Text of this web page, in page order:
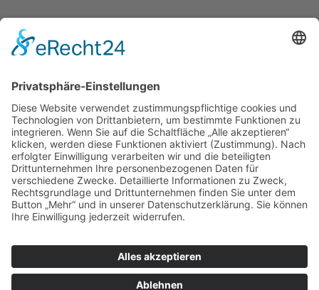
Neues aus der Fachschule für Sozialwesen:
Bewegungserziehung in der
ErzieherInnenausbildung
Home
Episoden
/
Neues aus der Fachschule...
Fachlehrer Lothar Homann erläutert im Gespräch mit Christian
Pocher, warum das Fach Bewegungserziehung in der Ausbildung
weit mehr ist als der herkömmmliche Sportunterricht.
Louise-Schroeder-Schule
0611/315270
poststelle@louise-schroeder-
schule.wiesbaden.schulverwaltung.hessen.de